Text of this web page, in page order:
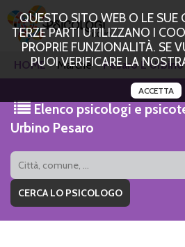
QUESTO SITO WEB O LE SUE
TERZE PARTI UTILIZZANO I
PROPRIE FUNZIONALITÀ. SE
PUOI VERIFICARE LA
ACCETTA
HOME Marche Pesaro E Urbino
Elenco psicologi e
Urbino Pesaro